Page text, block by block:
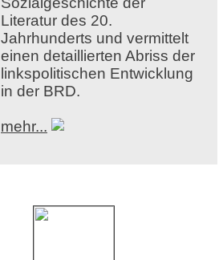
Literatur des 20.
Jahrhunderts und vermittelt
einen detaillierten Abriss der
linkspolitischen Entwicklung
in der BRD.
mehr...